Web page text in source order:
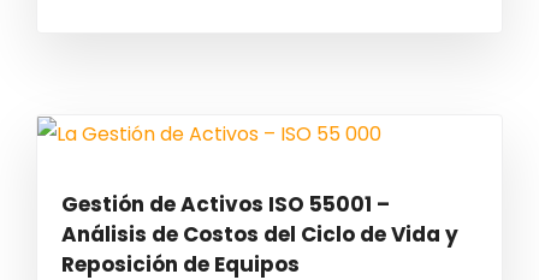
Gestión de Activos ISO 55001 –
Análisis de Costos del Ciclo de Vida y
Reposición de Equipos